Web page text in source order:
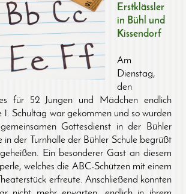
Erstklässler
in Bühl und
Kissendorf
Am
Dienstag,
den
für 52 Jungen und Mädchen endlich
1. Schultag war gekommen und so wurden
Gottesdienst in der Bühler
in der Turnhalle der Bühler Schule begrüßt
Ein besonderer Gast an diesem
welches die ABC-Schützen mit einem
erfreute. Anschließend konnten